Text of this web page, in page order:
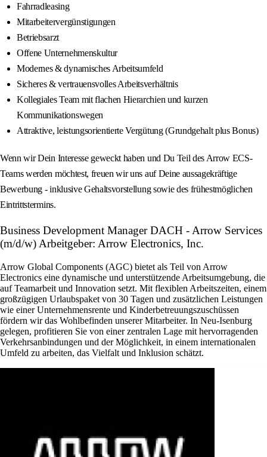
Fahrradleasing
Mitarbeitervergünstigungen
Betriebsarzt
Offene Unternehmenskultur
Modernes & dynamisches Arbeitsumfeld
Sicheres & vertrauensvolles Arbeitsverhältnis
Kollegiales Team mit flachen Hierarchien und kurzen
Kommunikationswegen
Attraktive, leistungsorientierte Vergütung (Grundgehalt plus Bonus)
Wenn wir Dein Interesse geweckt haben und Du Teil des Arrow ECS-
Teams werden möchtest, freuen wir uns auf Deine aussagekräftige
Bewerbung - inklusive Gehaltsvorstellung sowie des frühestmöglichen
Eintrittstermins.
Business Development Manager DACH - Arrow Services
(m/d/w) Arbeitgeber: Arrow Electronics, Inc.
Arrow Global Components (AGC) bietet als Teil von Arrow
Electronics eine dynamische und unterstützende Arbeitsumgebung, die
auf Teamarbeit und Innovation setzt. Mit flexiblen Arbeitszeiten, einem
großzügigen Urlaubspaket von 30 Tagen und zusätzlichen Leistungen
wie einer Unternehmensrente und Kinderbetreuungszuschüssen
fördern wir das Wohlbefinden unserer Mitarbeiter. In Neu-Isenburg
gelegen, profitieren Sie von einer zentralen Lage mit hervorragenden
Verkehrsanbindungen und der Möglichkeit, in einem internationalen
Umfeld zu arbeiten, das Vielfalt und Inklusion schätzt.